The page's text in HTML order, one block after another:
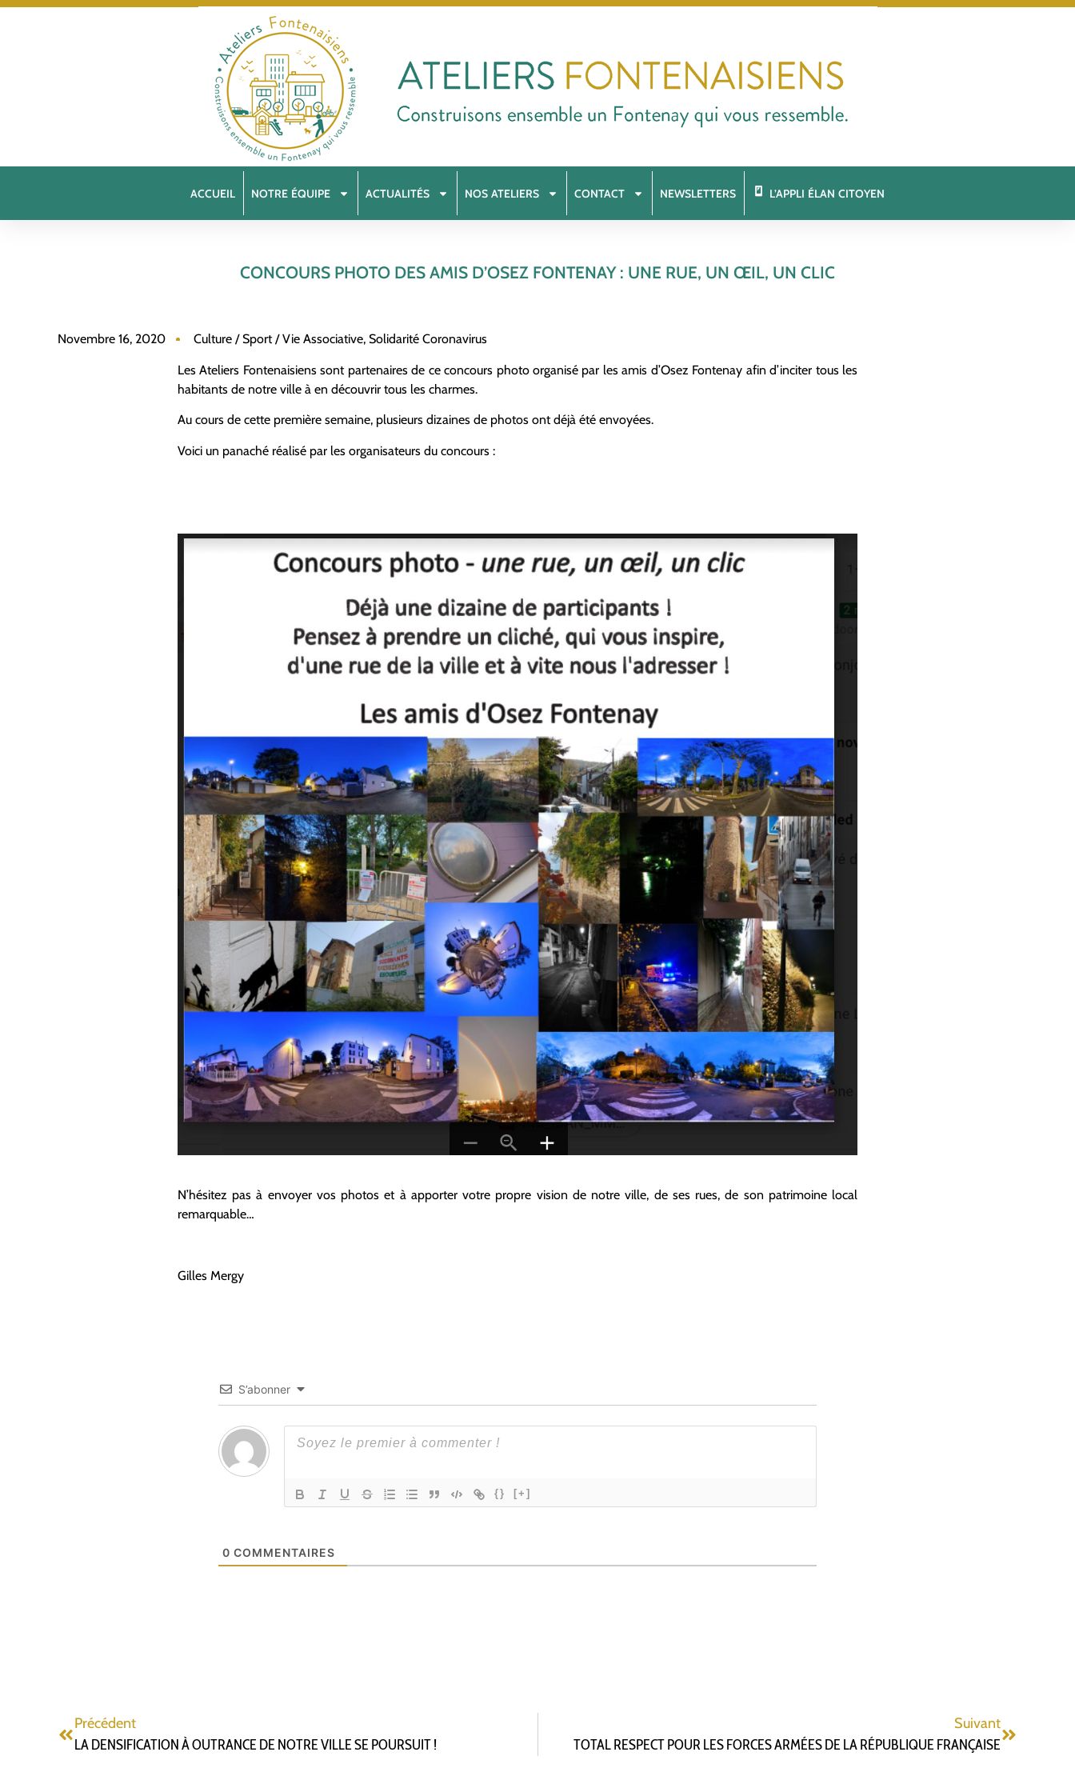
ACCUEIL NOTRE ÉQUIPE ACTUALITÉS NOS ATELIERS CONTACT NEWSLETTERS L’APPLI ÉLAN CITOYEN
CONCOURS PHOTO DES AMIS D’OSEZ FONTENAY : UNE RUE, UN ŒIL, UN CLIC
Novembre 16, 2020 Culture / Sport / Vie Associative, Solidarité Coronavirus
Les Ateliers Fontenaisiens sont partenaires de ce concours photo organisé par les amis d’Osez Fontenay afin d’inciter tous les
habitants de notre ville à en découvrir tous les charmes.
Au cours de cette première semaine, plusieurs dizaines de photos ont déjà été envoyées.
Voici un panaché réalisé par les organisateurs du concours :
N’hésitez pas à envoyer vos photos et à apporter votre propre vision de notre ville, de ses rues, de son patrimoine local
remarquable…
Gilles Mergy
S’abonner
{} [+]
0 COMMENTAIRES
Précédent
LA DENSIFICATION À OUTRANCE DE NOTRE VILLE SE POURSUIT !
Suivant
TOTAL RESPECT POUR LES FORCES ARMÉES DE LA RÉPUBLIQUE FRANÇAISE